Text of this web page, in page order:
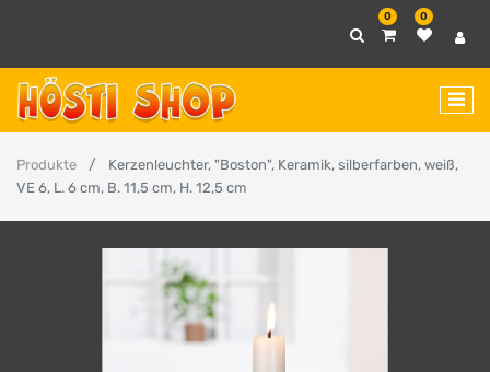
0 0
Produkte
Kerzenleuchter, "Boston", Keramik, silberfarben, weiß,
VE 6, L. 6 cm, B. 11,5 cm, H. 12,5 cm